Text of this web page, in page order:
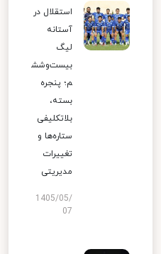
استقلال در
آستانه
لیگ
بیست‌وشش
م؛ پنجره
بسته،
بلاتکلیفی
ستاره‌ها و
تغییرات
مدیریتی
1405/05/
07